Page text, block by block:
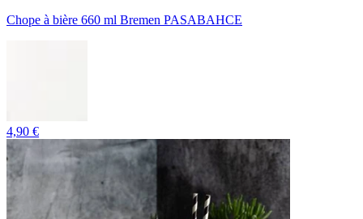
Chope à bière 660 ml Bremen PASABAHCE
4,90 €